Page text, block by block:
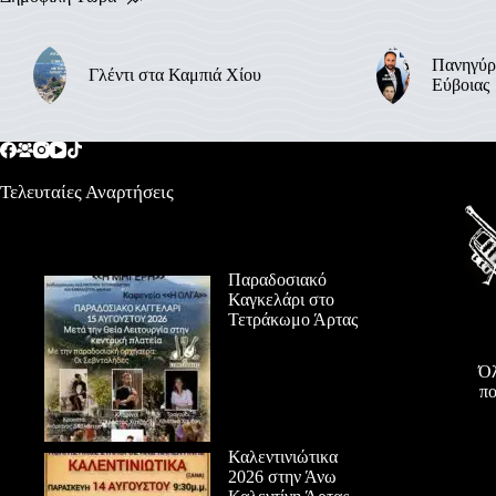
Γλέντι στα Καμπιά Χίου
Εύβοιας
Τελευταίες Αναρτήσεις
Παραδοσιακό
Καγκελάρι στο
Τετράκωμο Άρτας
Καλεντινιώτικα
2026 στην Άνω